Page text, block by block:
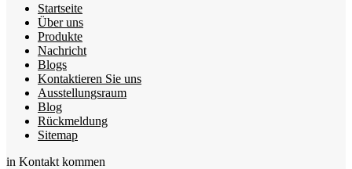
Startseite
Über uns
Produkte
Nachricht
Blogs
Kontaktieren Sie uns
Ausstellungsraum
Blog
Rückmeldung
Sitemap
in Kontakt kommen